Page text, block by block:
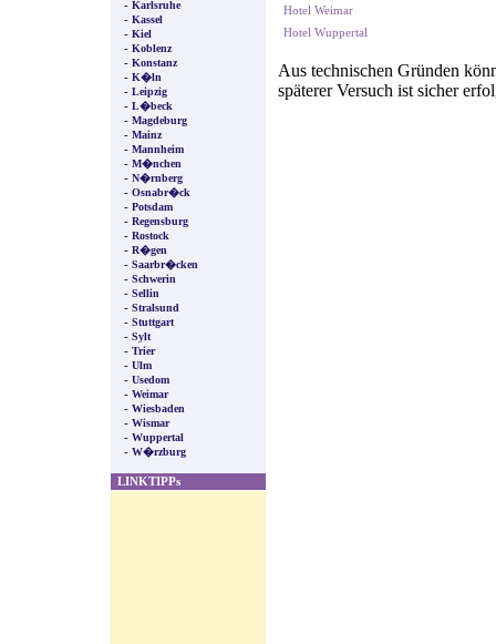
- Karlsruhe
- Kassel
- Kiel
- Koblenz
- Konstanz
- K�ln
- Leipzig
- L�beck
- Magdeburg
- Mainz
- Mannheim
- M�nchen
- N�rnberg
- Osnabr�ck
- Potsdam
- Regensburg
- Rostock
- R�gen
- Saarbr�cken
- Schwerin
- Sellin
- Stralsund
- Stuttgart
- Sylt
- Trier
- Ulm
- Usedom
- Weimar
- Wiesbaden
- Wismar
- Wuppertal
- W�rzburg
LINKTIPPs
Hotel Weimar
Hotel Wuppertal
Aus technischen Gründen
späterer Versuch ist sicher